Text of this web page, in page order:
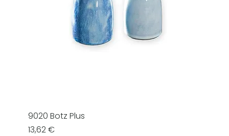
9020 Botz Plus
Prezzo
13,62 €